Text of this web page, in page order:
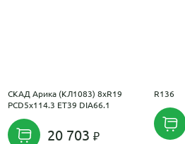
СКАД Арика (КЛ1083) 8xR19
PCD5x114.3 ET39 DIA66.1
20 703
R136